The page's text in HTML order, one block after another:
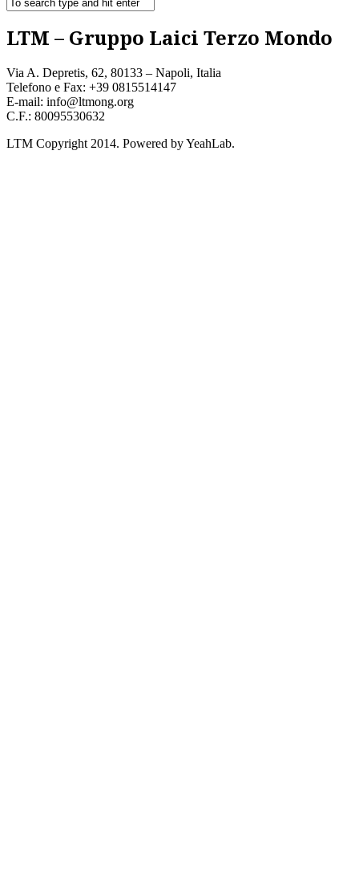
LTM – Gruppo Laici Terzo Mondo
Via A. Depretis, 62, 80133 – Napoli, Italia
Telefono e Fax: +39 0815514147
E-mail: info@ltmong.org
C.F.: 80095530632
LTM Copyright 2014. Powered by YeahLab.